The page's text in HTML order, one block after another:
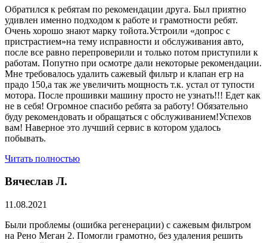
Обратился к ребятам по рекомендации друга. Был приятно
удивлен именно подходом к работе и грамотности ребят.
Очень хорошо знают марку тойота.Устроили «допрос с
пристрастием»на тему исправности и обслуживания авто,
после все равно перепроверили и только потом приступили к
работам. Попутно при осмотре дали некоторые рекомендации.
Мне требовалось удалить сажевый фильтр и клапан егр на
прадо 150,а так же увеличить мощность т.к. устал от тупости
мотора. После прошивки машину просто не узнать!!! Едет как
не в себя! Огромное спасибо ребята за работу! Обязательно
буду рекомендовать и обращаться с обслуживанием!Успехов
вам! Наверное это лучший сервис в котором удалось
побывать.
Читать полностью
Вячеслав Л.
11.08.2021
Были проблемы (ошибка регенерации) с сажевым фильтром
на Рено Меган 2. Помогли грамотно, без удаления решить